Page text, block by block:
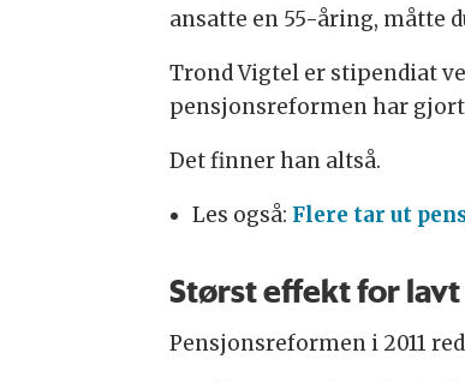
ansatte en 55-åring, måtte
Trond Vigtel er stipendiat
pensjonsreformen har
Det finner han altså.
Les også: Flere tar ut
Størst effekt for
Pensjonsreformen i 2011